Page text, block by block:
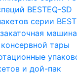
BESTEQ-SD
серии
тары
и дой-пак